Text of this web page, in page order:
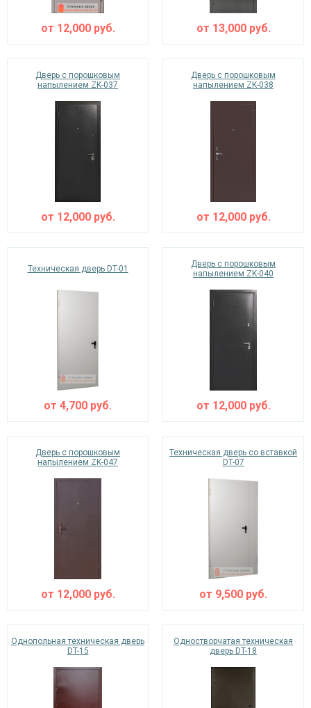
от 12,000руб. от 13,000руб.
Дверь с порошковым
напылением ZK-037
от 12,000руб.
Дверь с порошковым
напылением ZK-038
от 12,000руб.
Техническая дверь DT-01
от 4,700 руб.
Дверь с порошковым
напылением ZK-040
от 12,000руб.
Дверь с порошковым
напылением ZK-047
от 12,000руб.
Техническая дверь со вставкой
DT-07
от 9,500 руб.
Однопольная техническая дверь
DT-15
Одностворчатая техническая
дверь DT-18